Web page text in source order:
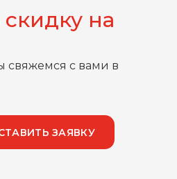
на
свяжемся с вами в
ЗАЯВКУ